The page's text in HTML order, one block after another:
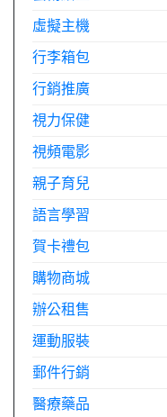
虛擬主機
行李箱包
行銷推廣
視力保健
視頻電影
親子育兒
語言學習
賀卡禮包
購物商城
辦公租售
運動服裝
郵件行銷
醫療藥品